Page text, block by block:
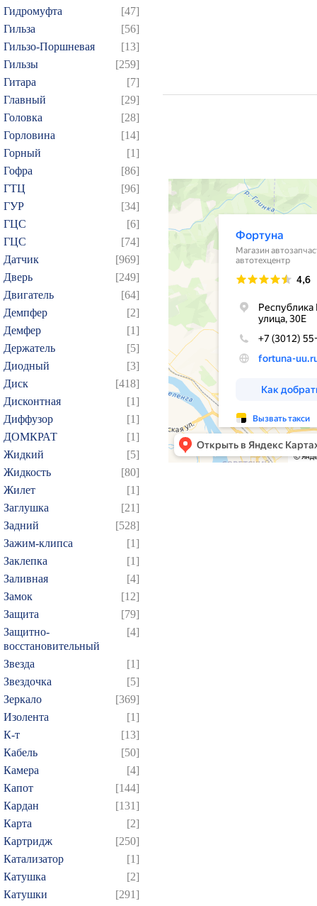
Гидромуфта
[47]
Гильза
[56]
Гильзо-Поршневая
[13]
Гильзы
[259]
Гитара
[7]
Главный
[29]
Головка
[28]
Горловина
[14]
Горный
[1]
Гофра
[86]
ГТЦ
[96]
ГУР
[34]
ГЦC
[6]
ГЦС
[74]
Датчик
[969]
Дверь
[249]
Двигатель
[64]
Демпфер
[2]
Демфер
[1]
Держатель
[5]
Диодный
[3]
Диск
[418]
Дисконтная
[1]
Диффузор
[1]
ДОМКРАТ
[1]
Жидкий
[5]
Жидкость
[80]
Жилет
[1]
Заглушка
[21]
Задний
[528]
Зажим-клипса
[1]
Заклепка
[1]
Заливная
[4]
Замок
[12]
Защита
[79]
Защитно-
восстановительный
[4]
Звезда
[1]
Звездочка
[5]
Зеркало
[369]
Изолента
[1]
К-т
[13]
Кабель
[50]
Камера
[4]
Капот
[144]
Кардан
[131]
Карта
[2]
Картридж
[250]
Катализатор
[1]
Катушка
[2]
Катушки
[291]